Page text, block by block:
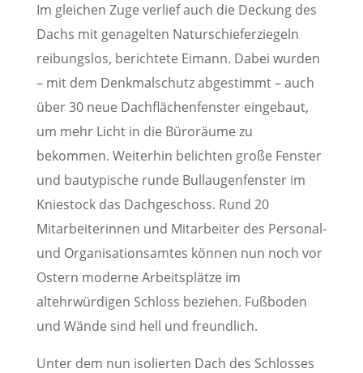
Im gleichen Zuge verlief auch die Deckung des
Dachs mit genagelten Naturschieferziegeln
reibungslos, berichtete Eimann. Dabei wurden
– mit dem Denkmalschutz abgestimmt – auch
über 30 neue Dachflächenfenster eingebaut,
um mehr Licht in die Büroräume zu
bekommen. Weiterhin belichten große Fenster
und bautypische runde Bullaugenfenster im
Kniestock das Dachgeschoss. Rund 20
Mitarbeiterinnen und Mitarbeiter des Personal-
und Organisationsamtes können nun noch vor
Ostern moderne Arbeitsplätze im
altehrwürdigen Schloss beziehen. Fußboden
und Wände sind hell und freundlich.
Unter dem nun isolierten Dach des Schlosses